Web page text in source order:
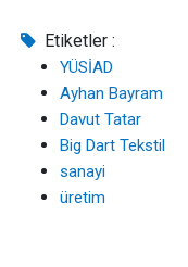
Etiketler :
YÜSİAD
Ayhan Bayram
Davut Tatar
Big Dart Tekstil
sanayi
üretim